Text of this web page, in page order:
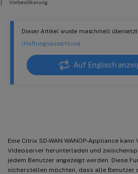
Dieser Artikel wurde maschinell übersetzt.
(Haftungsausschluss)
Auf Englisch
Eine Citrix SD-WAN WANOP-Appliance
Videoserver herunterladen und
jedem Benutzer angezeigt werden. Diese
sicherstellen möchten, dass alle Benutzer
Vorbevölkerung
Aktualisieren des Status eines URL-Eintrags
Löschen eines URL-Eintrags